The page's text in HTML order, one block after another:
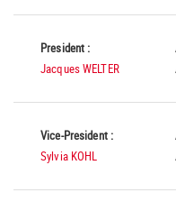
President :
Jacques WELTER
Vice-President :
Sylvia KOHL